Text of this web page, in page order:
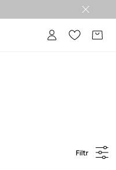
Filtr